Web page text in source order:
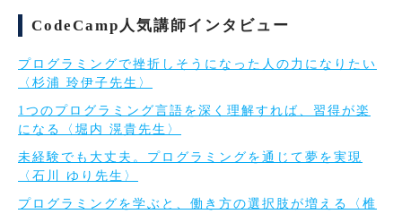
CodeCamp人気講師インタビュー
プログラミングで挫折しそうになった人の力になりたい
〈杉浦 玲伊子先生〉
1つのプログラミング言語を深く理解すれば、習得が楽
になる〈堀内 滉貴先生〉
未経験でも大丈夫。プログラミングを通じて夢を実現
〈石川 ゆり先生〉
プログラミングを学ぶと、働き方の選択肢が増える〈椎